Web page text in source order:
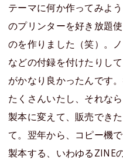
テーマに何か作ってみよ
のプリンターを好き放題
のを作りました（笑）。
などの付録を付けたりし
がかなり良かったんです
たくさんいたし、それな
製本に変えて、販売でき
て。翌年から、コピー機
製本する、いわゆるZINE